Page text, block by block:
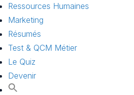
Ressources Humaines
Marketing
Résumés
Test & QCM Métier
Le Quiz
Devenir